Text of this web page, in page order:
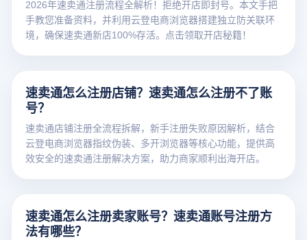
2026年速卖通注册流程全解析！拒绝开店即封号。本文手把
手教您准备资料，并利用云登电商浏览器搭建独立防关联环
境，确保速卖通新店100%存活。点击领取开店秘籍！
速卖通怎么注册店铺？速卖通怎么注册不了账
号？
速卖通店铺注册全流程拆解，新手注册失败原因解析，结合
云登电商浏览器指纹伪装、多开浏览器等核心功能，提供高
效安全的速卖通注册解决方案，助力商家顺利出海开店。
速卖通怎么注册卖家账号？速卖通账号注册方
法有哪些？